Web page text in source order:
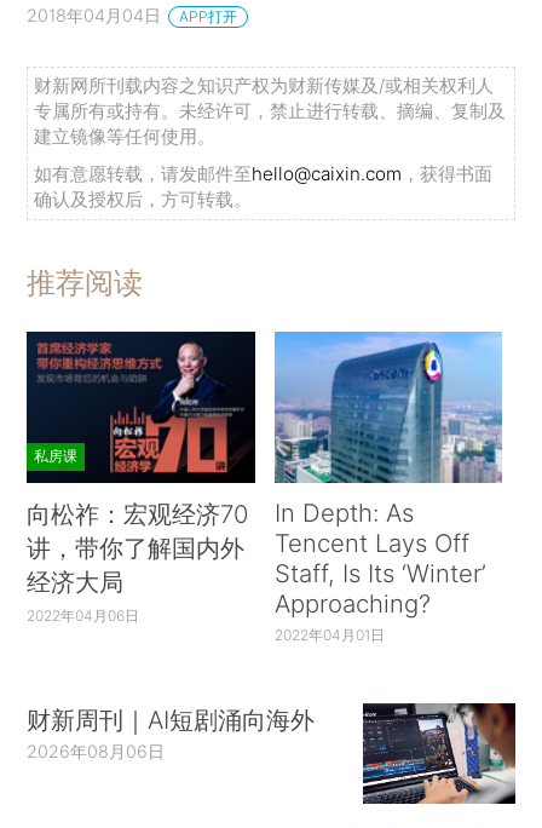
2018年04月04日 APP打开
财新网所刊载内容之知识产权为财新传媒及/或相关权利人
专属所有或持有。未经许可，禁止进行转载、摘编、复制及
建立镜像等任何使用。
如有意愿转载，请发邮件至hello@caixin.com ，获得书面
确认及授权后，方可转载。
推荐阅读
私房课
向松祚：宏观经济70
讲，带你了解国内外
经济大局
2022年04月06日
In Depth: As
Tencent Lays Off
Staff, Is Its ‘Winter’
Approaching?
2022年04月01日
财新周刊｜AI短剧涌向海外
2026年08月06日